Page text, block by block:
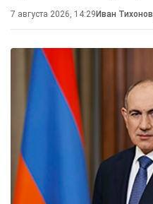
7 августа 2026, 14:29Иван Тихонов